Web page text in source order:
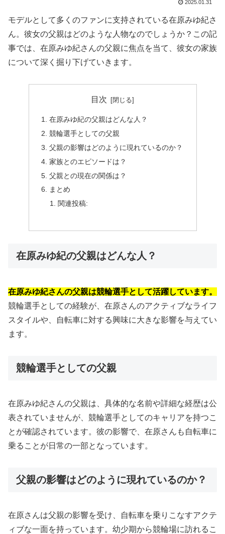
2025.01.31
モデルとして多くのファンに支持されている在原みゆ紀さ
ん。彼女の父親はどのような人物なのでしょうか？この記
事では、在原みゆ紀さんの父親に焦点を当て、彼女の家族
について深く掘り下げていきます。
目次
在原みゆ紀の父親はどんな人？
競輪選手としての父親
父親の影響はどのように現れているのか？
家族とのエピソードは？
父親との現在の関係は？
まとめ
関連投稿:
在原みゆ紀の父親はどんな人？
在原みゆ紀さんの父親は競輪選手として活躍しています。
競輪選手としての経験が、在原さんのアクティブなライフ
スタイルや、自転車に対する興味に大きな影響を与えてい
ます。
競輪選手としての父親
在原みゆ紀さんの父親は、具体的な名前や詳細な経歴は公
表されていませんが、競輪選手としてのキャリアを持つこ
とが確認されています。彼の影響で、在原さんも自転車に
乗ることが日常の一部となっています。
父親の影響はどのように現れているのか？
在原さんは父親の影響を受け、自転車を乗りこなすアクテ
ィブな一面を持っています。幼少期から競輪場に訪れるこ